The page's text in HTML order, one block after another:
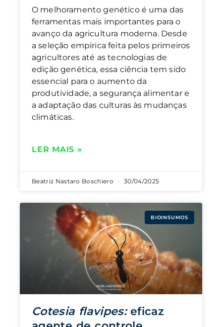
O melhoramento genético é uma das
ferramentas mais importantes para o
avanço da agricultura moderna. Desde
a seleção empírica feita pelos primeiros
agricultores até as tecnologias de
edição genética, essa ciência tem sido
essencial para o aumento da
produtividade, a segurança alimentar e
a adaptação das culturas às mudanças
climáticas.
LER MAIS »
Beatriz Nastaro Boschiero 30/04/2025
BIOINSUMOS
Cotesia flavipes:eficaz